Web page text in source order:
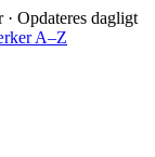
Opdateres dagligt
A–Z